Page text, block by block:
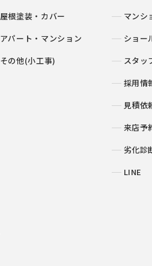
屋根塗装・カバー
アパート・マンション
その他(小工事)
マンシ
ショー
スタッ
採用情
見積依
来店予
劣化診
LINE